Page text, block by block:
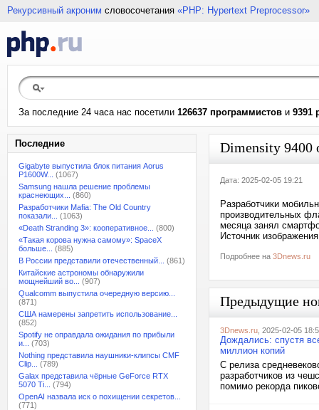
Рекурсивный акроним словосочетания «PHP: Hypertext Preprocessor»
За последние 24 часа нас посетили 126637 программистов и 9391
Последние
Gigabyte выпустила блок питания Aorus
P1600W...
(1067)
Samsung нашла решение проблемы
краснеющих...
(860)
Разработчики Mafia: The Old Country
показали...
(1063)
«Death Stranding 3»: кооперативное...
(800)
«Такая корова нужна самому»: SpaceX
больше...
(885)
В России представили отечественный...
(861)
Китайские астрономы обнаружили
мощнейший во...
(907)
Qualcomm выпустила очередную версию...
(871)
США намерены запретить использование...
(852)
Spotify не оправдала ожидания по прибыли
и...
(703)
Nothing представила наушники-клипсы CMF
Clip...
(789)
Galax представила чёрные GeForce RTX
5070 Ti...
(794)
OpenAI назвала иск о похищении секретов...
(771)
Dimensity 9400
Дата: 2025-02-05 19:21
Разработчики
производительных
месяца занял
Источник
Подробнее на 3Dnews.ru
Предыдущие
3Dnews.ru , 2025-02-05
Дождались: спустя
миллион копий
С релиза
разработчиков из
помимо рекорда